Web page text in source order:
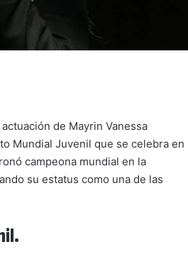
de Mayrin Vanessa
Mundial Juvenil que se celebra en
campeona mundial en la
su estatus como una de las